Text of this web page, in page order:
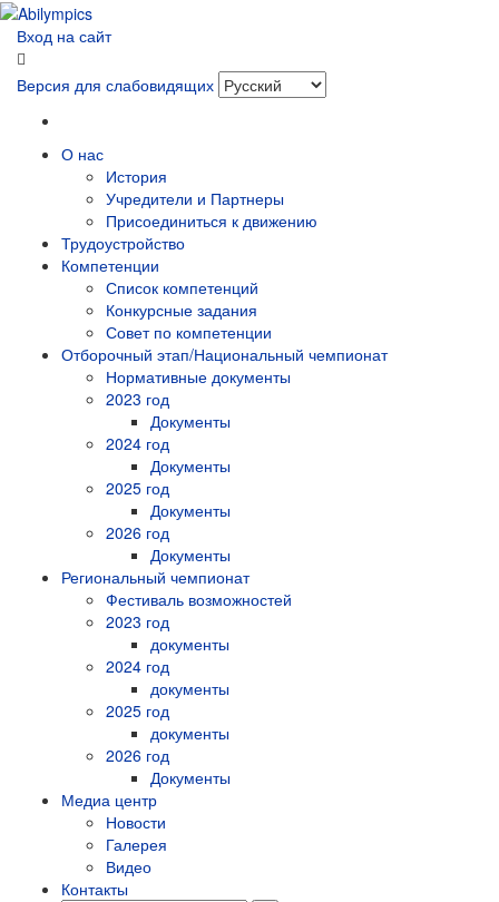
Вход на сайт
Версия для слабовидящих
О нас
История
Учредители и Партнеры
Присоединиться к движению
Трудоустройство
Компетенции
Список компетенций
Конкурсные задания
Совет по компетенции
Отборочный этап/Национальный чемпионат
Нормативные документы
2023 год
Документы
2024 год
Документы
2025 год
Документы
2026 год
Документы
Региональный чемпионат
Фестиваль возможностей
2023 год
документы
2024 год
документы
2025 год
документы
2026 год
Документы
Медиа центр
Новости
Галерея
Видео
Контакты